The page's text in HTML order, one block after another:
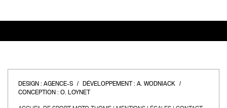
DESIGN : AGENCE-S DÉVELOPPEMENT : A. WODNIACK
CONCEPTION : O. LOYNET